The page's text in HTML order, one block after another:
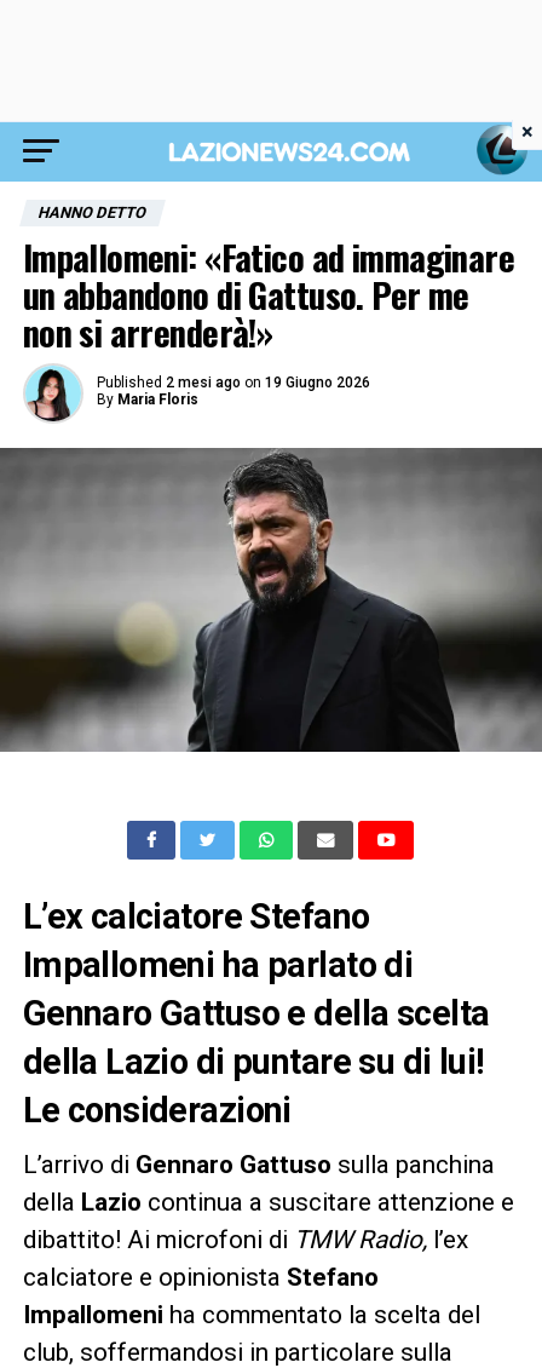
HANNO DETTO
Impallomeni: «Fatico ad immaginare
un abbandono di Gattuso. Per me
non si arrenderà!»
Published 2 mesi ago on 19 Giugno 2026
By Maria Floris
L’ex calciatore Stefano
Impallomeni ha parlato di
Gennaro Gattuso e della scelta
della Lazio di puntare su di lui!
Le considerazioni
L’arrivo di Gennaro Gattuso sulla panchina
della Lazio continua a suscitare attenzione e
dibattito! Ai microfoni di TMW Radio, l’ex
calciatore e opinionista Stefano
Impallomeni ha commentato la scelta del
club, soffermandosi in particolare sulla
×